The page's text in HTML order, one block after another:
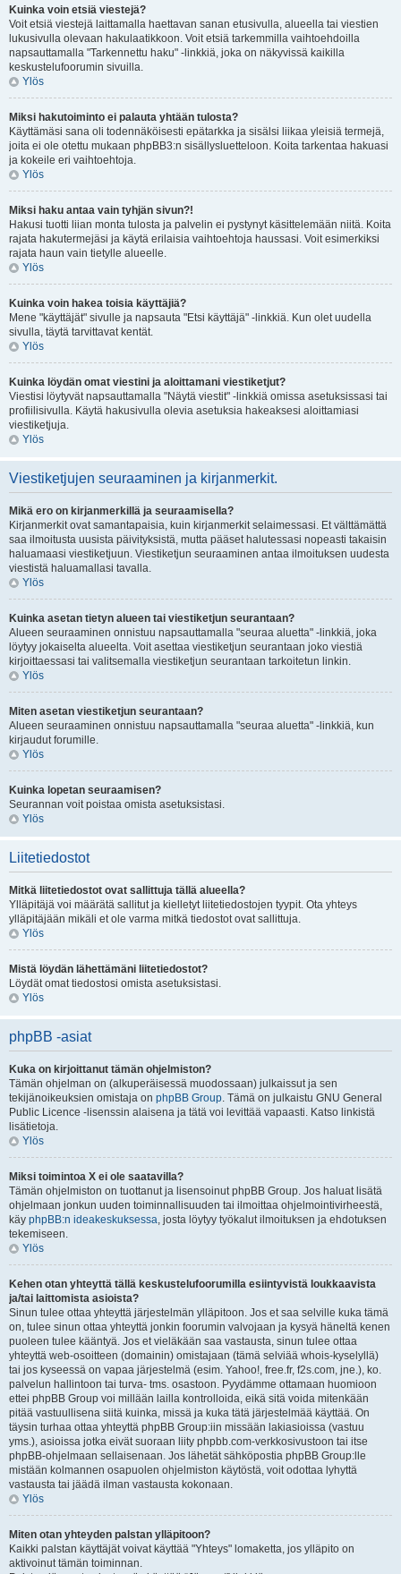
Kuinka voin etsiä viestejä?
Voit etsiä viestejä laittamalla haettavan sanan etusivulla, alueella tai viestien
lukusivulla olevaan hakulaatikkoon. Voit etsiä tarkemmilla vaihtoehdoilla
napsauttamalla "Tarkennettu haku" -linkkiä, joka on näkyvissä kaikilla
keskustelufoorumin sivuilla.
Ylös
Miksi hakutoiminto ei palauta yhtään tulosta?
Käyttämäsi sana oli todennäköisesti epätarkka ja sisälsi liikaa yleisiä termejä,
joita ei ole otettu mukaan phpBB3:n sisällysluetteloon. Koita tarkentaa hakuasi
ja kokeile eri vaihtoehtoja.
Ylös
Miksi haku antaa vain tyhjän sivun?!
Hakusi tuotti liian monta tulosta ja palvelin ei pystynyt käsittelemään niitä. Koita
rajata hakutermejäsi ja käytä erilaisia vaihtoehtoja haussasi. Voit esimerkiksi
rajata haun vain tietylle alueelle.
Ylös
Kuinka voin hakea toisia käyttäjiä?
Mene "käyttäjät" sivulle ja napsauta "Etsi käyttäjä" -linkkiä. Kun olet uudella
sivulla, täytä tarvittavat kentät.
Ylös
Kuinka löydän omat viestini ja aloittamani viestiketjut?
Viestisi löytyvät napsauttamalla "Näytä viestit" -linkkiä omissa asetuksissasi tai
profiilisivulla. Käytä hakusivulla olevia asetuksia hakeaksesi aloittamiasi
viestiketjuja.
Ylös
Viestiketjujen seuraaminen ja kirjanmerkit.
Mikä ero on kirjanmerkillä ja seuraamisella?
Kirjanmerkit ovat samantapaisia, kuin kirjanmerkit selaimessasi. Et välttämättä
saa ilmoitusta uusista päivityksistä, mutta pääset halutessasi nopeasti takaisin
haluamaasi viestiketjuun. Viestiketjun seuraaminen antaa ilmoituksen uudesta
viestistä haluamallasi tavalla.
Ylös
Kuinka asetan tietyn alueen tai viestiketjun seurantaan?
Alueen seuraaminen onnistuu napsauttamalla "seuraa aluetta" -linkkiä, joka
löytyy jokaiselta alueelta. Voit asettaa viestiketjun seurantaan joko viestiä
kirjoittaessasi tai valitsemalla viestiketjun seurantaan tarkoitetun linkin.
Ylös
Miten asetan viestiketjun seurantaan?
Alueen seuraaminen onnistuu napsauttamalla "seuraa aluetta" -linkkiä, kun
kirjaudut forumille.
Ylös
Kuinka lopetan seuraamisen?
Seurannan voit poistaa omista asetuksistasi.
Ylös
Liitetiedostot
Mitkä liitetiedostot ovat sallittuja tällä alueella?
Ylläpitäjä voi määrätä sallitut ja kielletyt liitetiedostojen tyypit. Ota yhteys
ylläpitäjään mikäli et ole varma mitkä tiedostot ovat sallittuja.
Ylös
Mistä löydän lähettämäni liitetiedostot?
Löydät omat tiedostosi omista asetuksistasi.
Ylös
phpBB -asiat
Kuka on kirjoittanut tämän ohjelmiston?
Tämän ohjelman on (alkuperäisessä muodossaan) julkaissut ja sen
tekijänoikeuksien omistaja on phpBB Group. Tämä on julkaistu GNU General
Public Licence -lisenssin alaisena ja tätä voi levittää vapaasti. Katso linkistä
lisätietoja.
Ylös
Miksi toimintoa X ei ole saatavilla?
Tämän ohjelmiston on tuottanut ja lisensoinut phpBB Group. Jos haluat lisätä
ohjelmaan jonkun uuden toiminnallisuuden tai ilmoittaa ohjelmointivirheestä,
käy phpBB:n ideakeskuksessa, josta löytyy työkalut ilmoituksen ja ehdotuksen
tekemiseen.
Ylös
Kehen otan yhteyttä tällä keskustelufoorumilla esiintyvistä loukkaavista
ja/tai laittomista asioista?
Sinun tulee ottaa yhteyttä järjestelmän ylläpitoon. Jos et saa selville kuka tämä
on, tulee sinun ottaa yhteyttä jonkin foorumin valvojaan ja kysyä häneltä kenen
puoleen tulee kääntyä. Jos et vieläkään saa vastausta, sinun tulee ottaa
yhteyttä web-osoitteen (domainin) omistajaan (tämä selviää whois-kyselyllä)
tai jos kyseessä on vapaa järjestelmä (esim. Yahoo!, free.fr, f2s.com, jne.), ko.
palvelun hallintoon tai turva- tms. osastoon. Pyydämme ottamaan huomioon
ettei phpBB Group voi millään lailla kontrolloida, eikä sitä voida mitenkään
pitää vastuullisena siitä kuinka, missä ja kuka tätä järjestelmää käyttää. On
täysin turhaa ottaa yhteyttä phpBB Group:iin missään lakiasioissa (vastuu
yms.), asioissa jotka eivät suoraan liity phpbb.com-verkkosivustoon tai itse
phpBB-ohjelmaan sellaisenaan. Jos lähetät sähköpostia phpBB Group:lle
mistään kolmannen osapuolen ohjelmiston käytöstä, voit odottaa lyhyttä
vastausta tai jäädä ilman vastausta kokonaan.
Ylös
Miten otan yhteyden palstan ylläpitoon?
Kaikki palstan käyttäjät voivat käyttää "Yhteys" lomaketta, jos ylläpito on
aktivoinut tämän toiminnan.